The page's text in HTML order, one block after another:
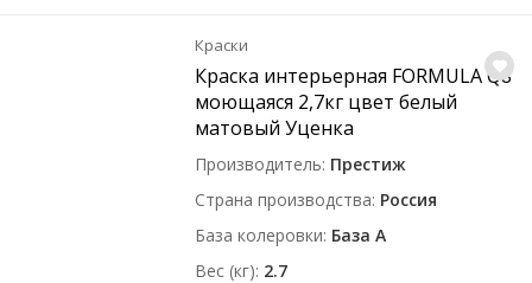
Краски
Краска интерьерная FORMULA Q8
моющаяся 2,7кг цвет белый
матовый Уценка
Производитель Престиж
Страна производства Россия
База колеровки База A
Вес (кг) 2.7